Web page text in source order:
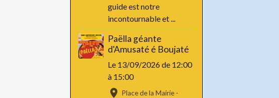
guide est notre
incontournable et ...
Paëlla géante
d'Amusaté é Boujaté
Le 13/09/2026de 12:00
à 15:00
Place de la Mairie -